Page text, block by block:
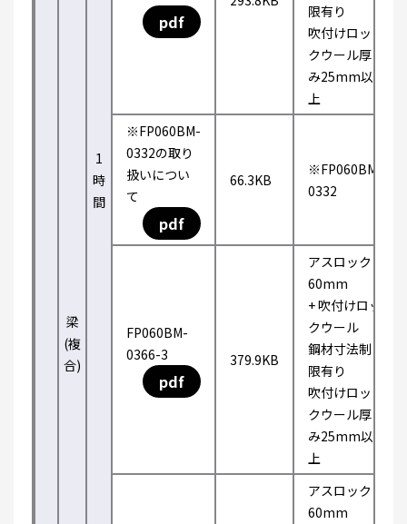
梁
(複
合)
1
時
間
pdf
限有り
吹付けロッ
クウール厚
み25mm以
上
※FP060BM-
0332の取り
扱いについ
て
pdf
66.3KB
※FP060BM-
0332
FP060BM-
0366-3
pdf
379.9KB
アスロック
60mm
+ 吹付けロッ
クウール
鋼材寸法制
限有り
吹付けロッ
クウール厚
み25mm以
上
アスロック
60mm